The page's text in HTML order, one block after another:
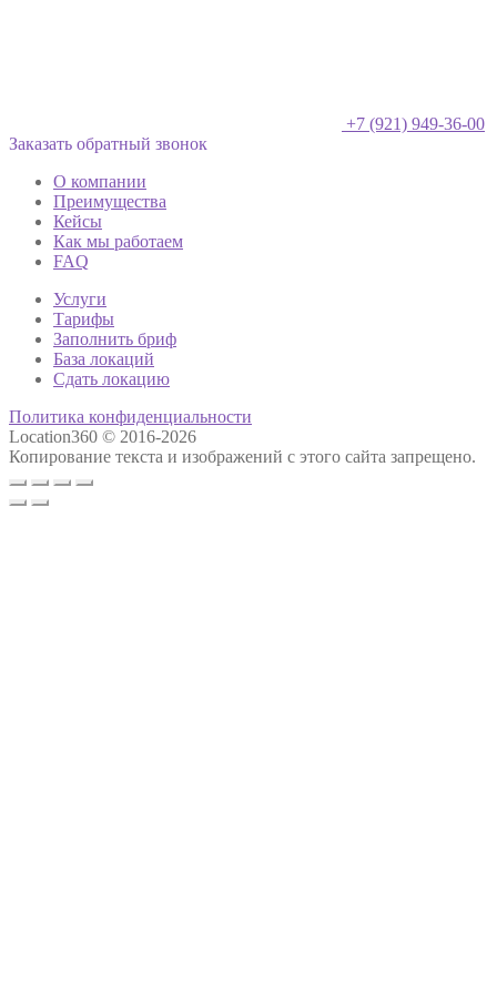
+7 (921) 949-36-00
Заказать обратный звонок
О компании
Преимущества
Кейсы
Как мы работаем
FAQ
Услуги
Тарифы
Заполнить бриф
База локаций
Сдать локацию
Политика конфиденциальности
Location360 © 2016-2026
Копирование текста и изображений с этого сайта запрещено.